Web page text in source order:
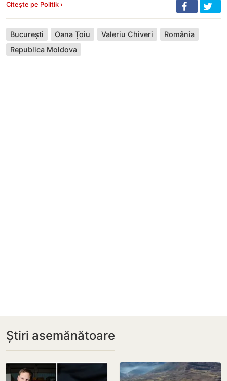
Citește pe Politik ›
București Oana Țoiu Valeriu Chiveri
România
Republica Moldova
Știri asemănătoare